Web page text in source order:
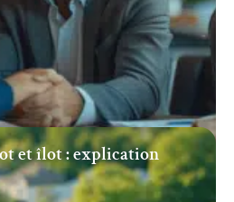
et îlot : explication